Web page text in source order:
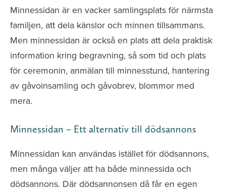
Minnessidan är en vacker samlingsplats för närmsta
familjen, att dela känslor och minnen tillsammans.
Men minnessidan är också en plats att dela praktisk
information kring begravning, så som tid och plats
för ceremonin, anmälan till minnesstund, hantering
av gåvoinsamling och gåvobrev, blommor med
mera.
Minnessidan – Ett alternativ till dödsannons
Minnessidan kan användas istället för dödsannons,
men många väljer att ha både minnessida och
dödsannons. Där dödsannonsen då får en egen